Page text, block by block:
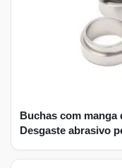
Buchas com manga
Desgaste abrasivo